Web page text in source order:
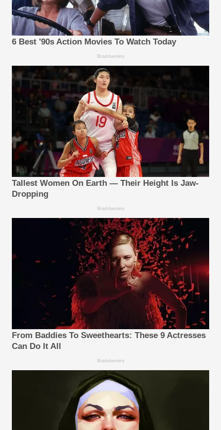
6 Best '90s Action Movies To Watch Today
Brainberries
Tallest Women On Earth — Their Height Is Jaw-
Dropping
Brainberries
From Baddies To Sweethearts: These 9 Actresses
Can Do It All
Brainberries